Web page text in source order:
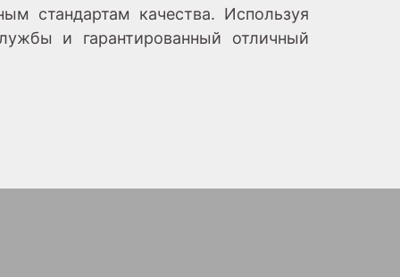
стандартам качества. Используя
и гарантированный отличный